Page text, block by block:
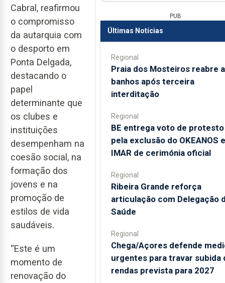
Cabral, reafirmou
o compromisso
da autarquia com
o desporto em
Ponta Delgada,
destacando o
papel
determinante que
os clubes e
instituições
desempenham na
coesão social, na
formação dos
jovens e na
promoção de
estilos de vida
saudáveis.
“Este é um
momento de
renovação do
PUB
Últimas Notícias
Regional
Praia dos Mosteiros reabre a
banhos após terceira
interditação
Regional
BE entrega voto de protesto
pela exclusão do OKEANOS e
IMAR de cerimónia oficial
Regional
Ribeira Grande reforça
articulação com Delegação
Saúde
Regional
Chega/Açores defende
urgentes para travar subida
rendas prevista para 2027